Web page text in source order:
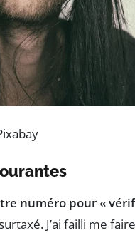
numéro pour «
J’ai failli me